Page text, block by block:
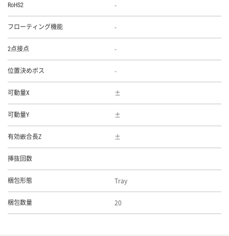
RoHS2 -
フローティング機能 -
2点接点 -
位置決めボス -
可動量X
可動量Y
有効嵌合長Z
挿抜回数
梱包形態 Tray
梱包数量 20